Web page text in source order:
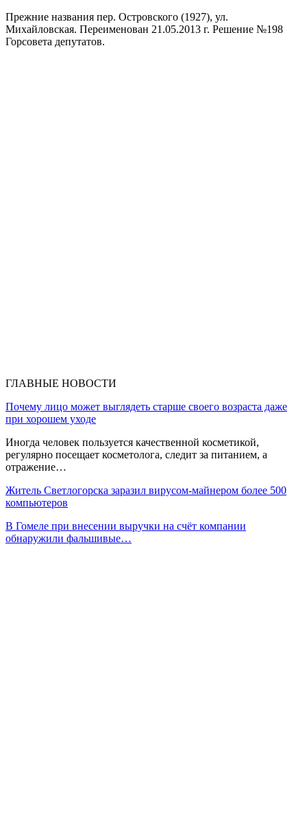
Прежние названия пер. Островского (1927), ул.
Михайловская. Переименован 21.05.2013 г. Решение №198
Горсовета депутатов.
ГЛАВНЫЕ НОВОСТИ
Почему лицо может выглядеть старше своего возраста даже
при хорошем уходе
Иногда человек пользуется качественной косметикой,
регулярно посещает косметолога, следит за питанием, а
отражение…
Житель Светлогорска заразил вирусом-майнером более 500
компьютеров
В Гомеле при внесении выручки на счёт компании
обнаружили фальшивые…